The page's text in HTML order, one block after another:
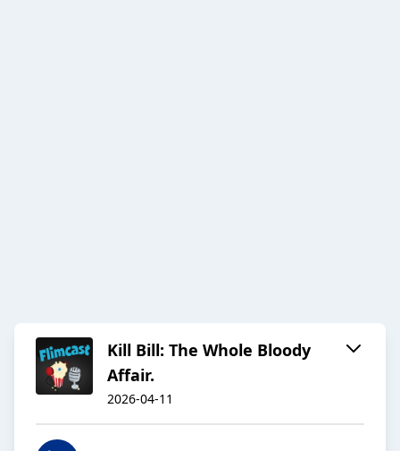
Kill Bill: The Whole Bloody
Affair.
2026-04-11